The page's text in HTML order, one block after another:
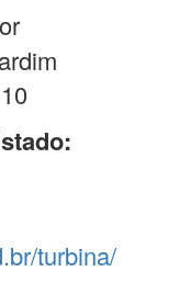
turbina/